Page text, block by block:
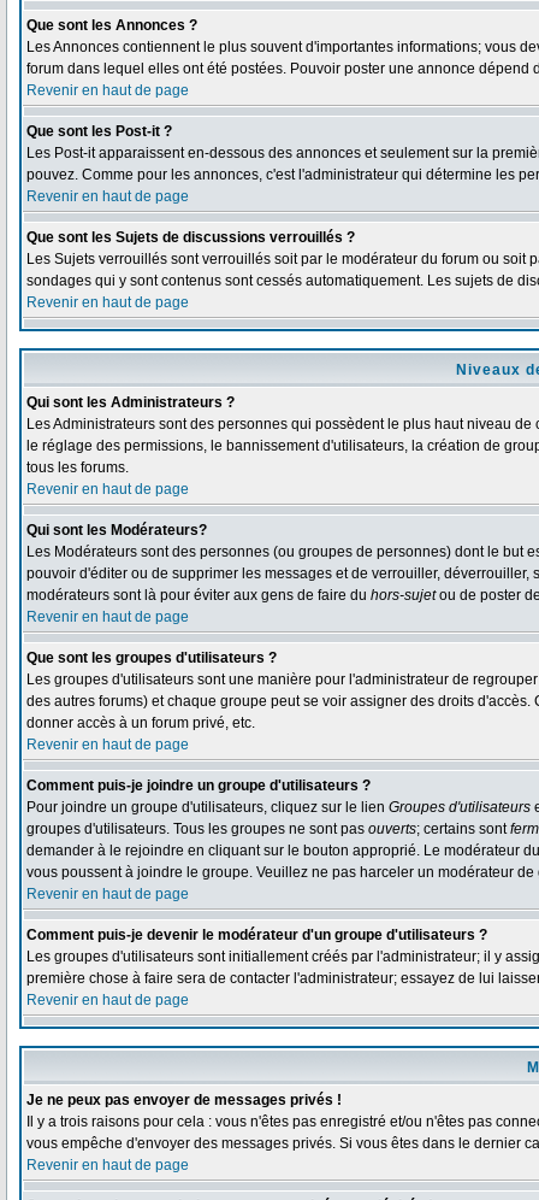
Que sont les Annonces ?
Les Annonces contiennent le plus souvent d'importantes informations; vous
forum dans lequel elles ont été postées. Pouvoir poster une annonce
Revenir en haut de page
Que sont les Post-it ?
Les Post-it apparaissent en-dessous des annonces et seulement sur la
pouvez. Comme pour les annonces, c'est l'administrateur qui détermine les
Revenir en haut de page
Que sont les Sujets de discussions verrouillés ?
Les Sujets verrouillés sont verrouillés soit par le modérateur du forum ou
sondages qui y sont contenus sont cessés automatiquement. Les sujets de
Revenir en haut de page
Niveaux
Qui sont les Administrateurs ?
Les Administrateurs sont des personnes qui possèdent le plus haut niveau
le réglage des permissions, le bannissement d'utilisateurs, la création de
tous les forums.
Revenir en haut de page
Qui sont les Modérateurs?
Les Modérateurs sont des personnes (ou groupes de personnes) dont le but
pouvoir d'éditer ou de supprimer les messages et de verrouiller,
modérateurs sont là pour éviter aux gens de faire du hors-sujetou de poster
Revenir en haut de page
Que sont les groupes d'utilisateurs ?
Les groupes d'utilisateurs sont une manière pour l'administrateur de
des autres forums) et chaque groupe peut se voir assigner des droits
donner accès à un forum privé, etc.
Revenir en haut de page
Comment puis-je joindre un groupe d'utilisateurs ?
Pour joindre un groupe d'utilisateurs, cliquez sur le lien Groupes d'utilisateurs
groupes d'utilisateurs. Tous les groupes ne sont pas ouverts; certains sont
demander à le rejoindre en cliquant sur le bouton approprié. Le modérateur
vous poussent à joindre le groupe. Veuillez ne pas harceler un modérateur
Revenir en haut de page
Comment puis-je devenir le modérateur d'un groupe d'utilisateurs ?
Les groupes d'utilisateurs sont initiallement créés par l'administrateur; il y
première chose à faire sera de contacter l'administrateur; essayez de lui
Revenir en haut de page
Je ne peux pas envoyer de messages privés !
Il y a trois raisons pour cela : vous n'êtes pas enregistré et/ou n'êtes pas
vous empêche d'envoyer des messages privés. Si vous êtes dans le dernier
Revenir en haut de page